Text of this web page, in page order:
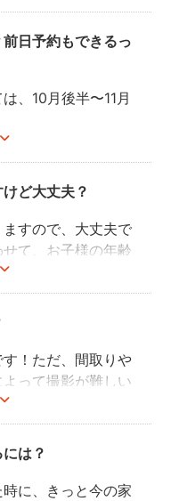
、子どもの扱いに
数登録していま
に撮影を楽しめる
ものお子様の表情
プロカメラマンの
きなカメラマンを
「家族らしいおし
ます。
日予約もできるっ
、10月後半〜11月
考慮し、時期をず
るご家族も多いよ
約」の場合最短
希望の撮影日時
を検索してみてく
ど大丈夫？
すので、大丈夫で
て、お子様の年齢
ョンをすれば、お
。お子様にとっ
イヤイヤな写真撮
ながら、一緒に遊
きます。
！ただ、間取りや
って撮影が難しい
にフォトグラファ
い。
は？
時に、きっと今の家